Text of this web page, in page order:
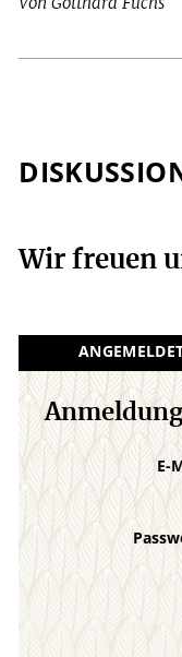
Von Gotthard Fuchs
Wir freuen
E-